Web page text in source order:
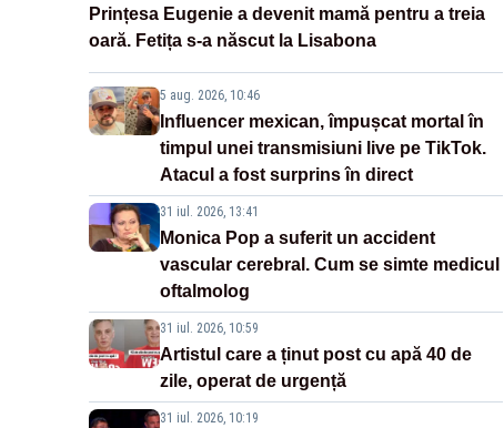
Prințesa Eugenie a devenit mamă pentru a treia
oară. Fetița s-a născut la Lisabona
5 aug. 2026, 10:46
Influencer mexican, împușcat mortal în
timpul unei transmisiuni live pe TikTok.
Atacul a fost surprins în direct
31 iul. 2026, 13:41
Monica Pop a suferit un accident
vascular cerebral. Cum se simte medicul
oftalmolog
31 iul. 2026, 10:59
Artistul care a ținut post cu apă 40 de
zile, operat de urgență
31 iul. 2026, 10:19